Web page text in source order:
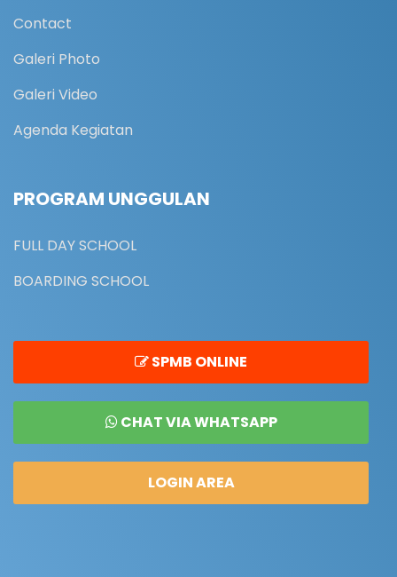
Contact
Galeri Photo
Galeri Video
Agenda Kegiatan
PROGRAM UNGGULAN
FULL DAY SCHOOL
BOARDING SCHOOL
SPMB ONLINE
CHAT VIA WHATSAPP
LOGIN AREA